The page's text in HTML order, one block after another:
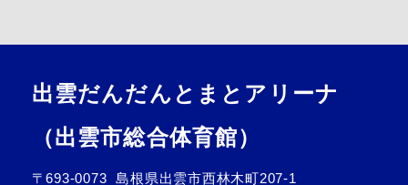
出雲だんだんとまとアリーナ
（出雲市総合体育館）
〒693-0073
島根県出雲市西林木町207-1